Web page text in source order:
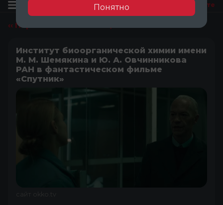
Посмотреть на карте
‹‹ Перейти ко всем локациям
Институт биоорганической химии имени
М. М. Шемякина и Ю. А. Овчинникова
РАН в фантастическом фильме
«Спутник»
сайт okko.tv
Понятно